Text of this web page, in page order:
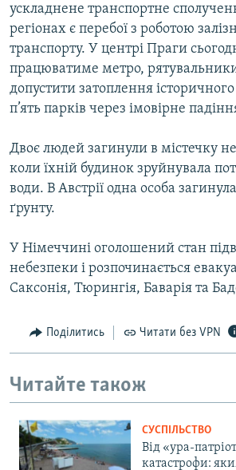
ускладнене транспортне
регіонах є перебої з роботою
транспорту. У центрі Праги
працюватиме метро,
допустити затоплення
п’ять парків через імовірне
Двоє людей загинули в містечку
коли їхній будинок зруйнувала
води. В Австрії одна особа
ґрунту.
У Німеччині оголошений стан
небезпеки і розпочинається
Саксонія, Тюрингія, Баварія та
Поділитись Читати без VPN
Читайте також
СУСПІЛЬСТВО
Від «ура-
катастрофи: